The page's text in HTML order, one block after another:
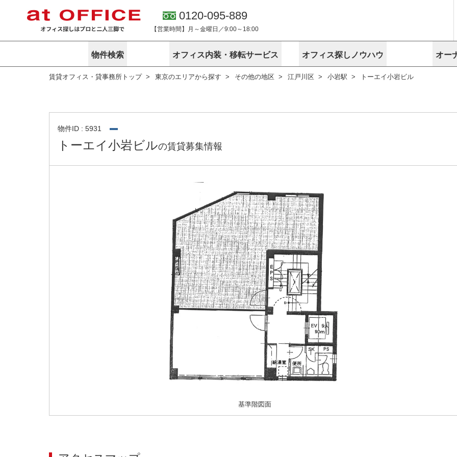
0120-095-889
【営業時間】月～金曜日／9:00～18:00
物件検索
東京
路線から探す
こだわりから探す
賃料相場を参考に探す
地図から探す
居抜き物件特集
神奈川
路線から探す
地図から探す
神奈川のクリニックを探す
埼玉
路線から探す
埼玉のクリニックを探す
路線から探
千葉のクリ
その他
地図から探す
オフィス内装・移転サービス
サービス内容
オフィス探しノウハウ
オフィス探しノウハウ
アットオフィスが選ばれる理由
無料ダウンロード オフィス移転に関するお役立ちコンテンツ
オー
空室に
物件掲載依頼
企業情報
オフィス紹介
アットレジデンス ビルアド
賃貸オフィス・貸事務所トップ 東京のエリアから探す その他の地区 江戸川区 小岩駅 トーエイ小岩ビル
物件ID : 5931
トーエイ小岩ビルの賃貸募集情報
基準階図面